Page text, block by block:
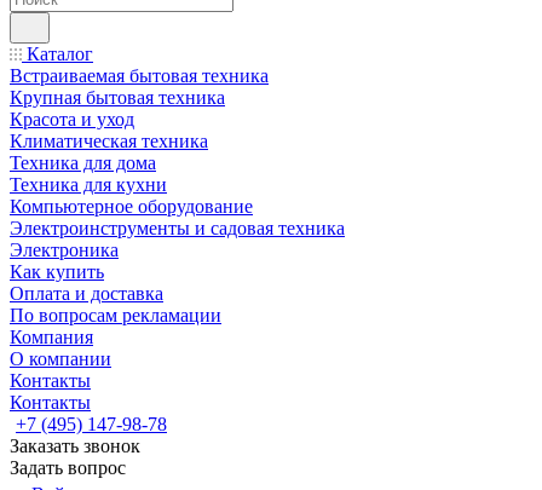
Каталог
Встраиваемая бытовая техника
Крупная бытовая техника
Красота и уход
Климатическая техника
Техника для дома
Техника для кухни
Компьютерное оборудование
Электроинструменты и садовая техника
Электроника
Как купить
Оплата и доставка
По вопросам рекламации
Компания
О компании
Контакты
Контакты
+7 (495) 147-98-78
Заказать звонок
Задать вопрос